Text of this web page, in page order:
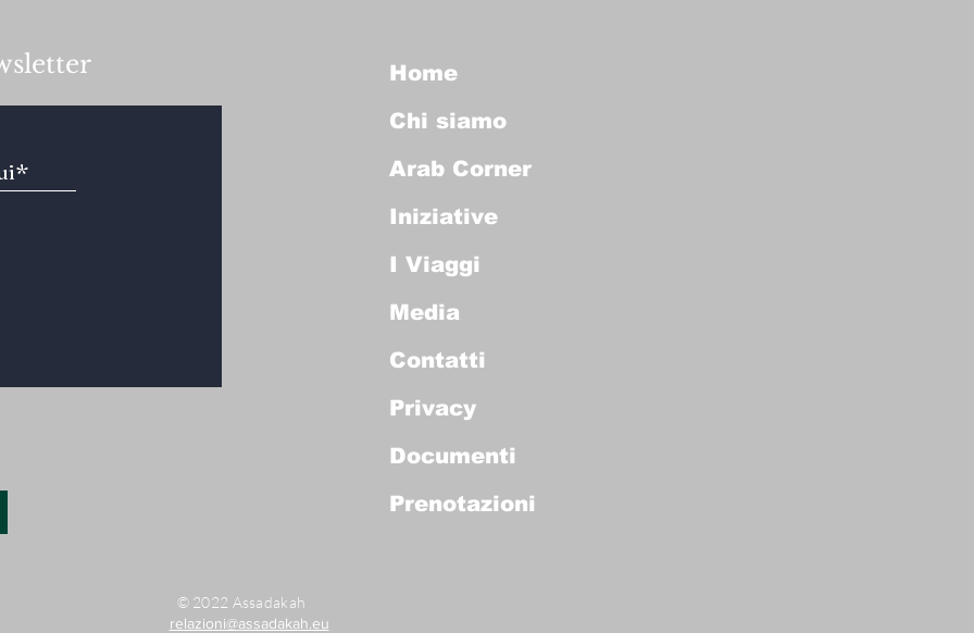
Home
Chi siamo
Arab Corner
Iniziative
I Viaggi
Media
Contatti
Privacy
Documenti
Prenotazioni
© 2022 Assadakah
relazioni@assadakah.eu